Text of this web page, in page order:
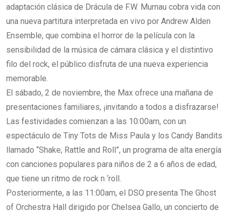
adaptación clásica de Drácula de F.W. Murnau cobra vida con
una nueva partitura interpretada en vivo por Andrew Alden
Ensemble, que combina el horror de la película con la
sensibilidad de la música de cámara clásica y el distintivo
filo del rock, el público disfruta de una nueva experiencia
memorable.
El sábado, 2 de noviembre, the Max ofrece una mañana de
presentaciones familiares, ¡invitando a todos a disfrazarse!
Las festividades comienzan a las 10:00am, con un
espectáculo de Tiny Tots de Miss Paula y los Candy Bandits
llamado “Shake, Rattle and Roll”, un programa de alta energía
con canciones populares para niños de 2 a 6 años de edad,
que tiene un ritmo de rock n ‘roll.
Posteriormente, a las 11:00am, el DSO presenta The Ghost
of Orchestra Hall dirigido por Chelsea Gallo, un concierto de